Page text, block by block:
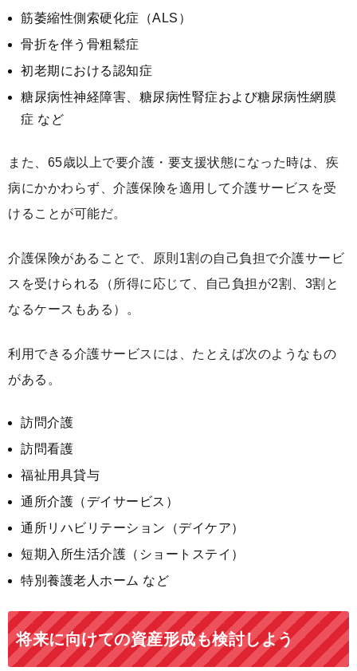
筋萎縮性側索硬化症（ALS）
骨折を伴う骨粗鬆症
初老期における認知症
糖尿病性神経障害、糖尿病性腎症および糖尿病性網膜
症 など
また、65歳以上で要介護・要支援状態になった時は、疾
病にかかわらず、介護保険を適用して介護サービスを受
けることが可能だ。
介護保険があることで、原則1割の自己負担で介護サービ
スを受けられる（所得に応じて、自己負担が2割、3割と
なるケースもある）。
利用できる介護サービスには、たとえば次のようなもの
がある。
訪問介護
訪問看護
福祉用具貸与
通所介護（デイサービス）
通所リハビリテーション（デイケア）
短期入所生活介護（ショートステイ）
特別養護老人ホーム など
将来に向けての資産形成も検討しよう